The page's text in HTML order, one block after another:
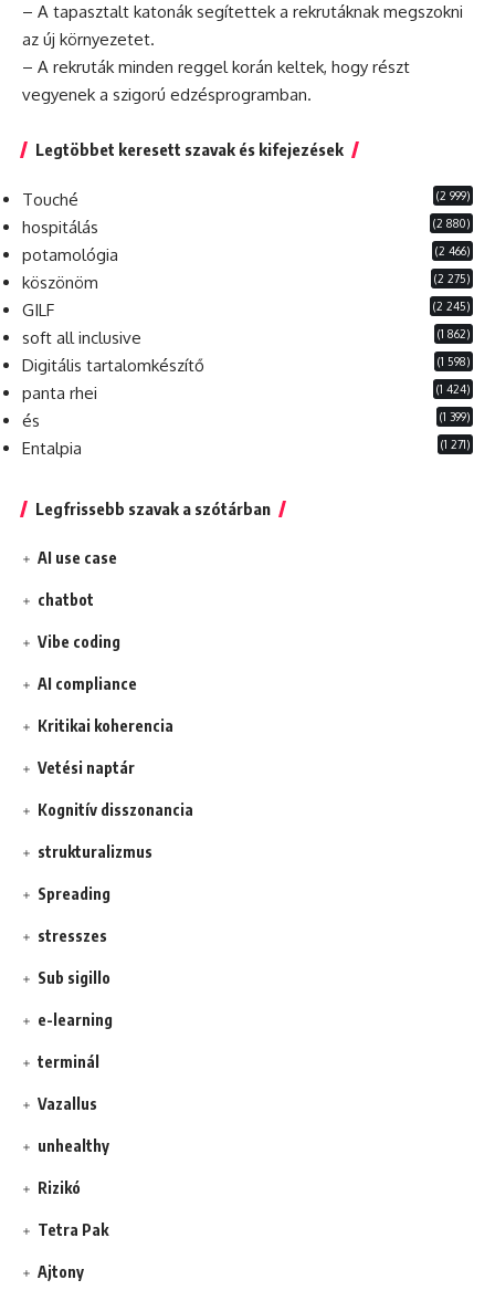
– A tapasztalt katonák segítettek a rekrutáknak megszokni
az új környezetet.
– A rekruták minden reggelkorán keltek, hogy részt
vegyenek a szigorú edzésprogramban.
Legtöbbet keresett szavak és kifejezések
Touché (2 999)
hospitálás (2 880)
potamológia (2 466)
köszönöm (2 275)
GILF (2 245)
soft all inclusive (1 862)
Digitális tartalomkészítő (1 598)
panta rhei (1 424)
és (1 399)
Entalpia (1 271)
Legfrissebb szavak a szótárban
AI use case
chatbot
Vibe coding
AI compliance
Kritikai koherencia
Vetési naptár
Kognitív disszonancia
strukturalizmus
Spreading
stresszes
Sub sigillo
e-learning
terminál
Vazallus
unhealthy
Rizikó
Tetra Pak
Ajtony